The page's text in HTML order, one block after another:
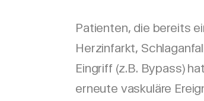
Patienten, die bereits
Herzinfarkt,
Eingriff (z.B. Bypass)
erneute vaskuläre